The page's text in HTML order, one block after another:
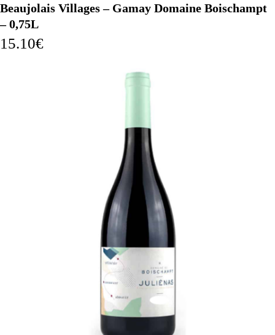
Beaujolais Villages – Gamay Domaine Boischampt
– 0,75L
15.10€